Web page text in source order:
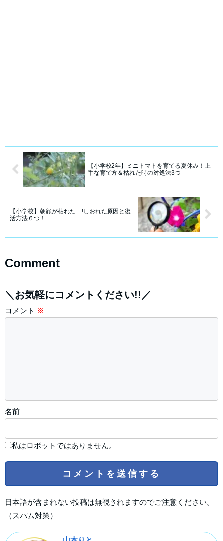
【小学校2年】ミニトマトを育てる夏休み！上
手な育て方＆枯れた時の対処法3つ
【小学校】朝顔が枯れた…!しおれた原因と復
活方法６つ！
Comment
＼お気軽にコメントください!!／
コメント ※
名前
私はロボットではありません。
日本語が含まれない投稿は無視されますのでご注意ください。
（スパム対策）